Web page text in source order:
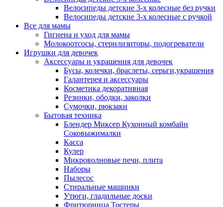
Велосипеды детские 3-х колесные без ручки
Велосипеды детские 3-х колесные с ручкой
Все для мамы
Гигиена и уход для мамы
Молокоотсосы, стерилизиторы, подогреватели
Игрушки для девочек
Аксессуары и украшения для девочек
Бусы, колечки, браслеты, серьги,украшения
Галантерея и аксессуары
Косметика декоративная
Резинки, ободки, заколки
Сумочки, рюкзаки
Бытовая техника
Блендер Миксер Кухонный комбайн
Соковыжималки
Касса
Кулер
Микроволновые печи, плита
Наборы
Пылесос
Стиральные машинки
Утюги, гладильные доски
Фритюрница Тостеры